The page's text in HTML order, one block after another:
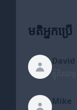
មតិអ្នកប្រើ
David
Mike